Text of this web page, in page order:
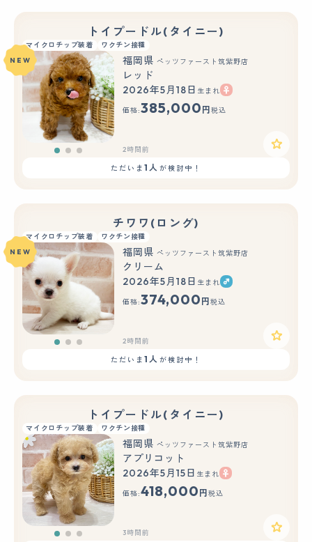
トイプードル(タイニー)
マイクロチップ装着 ワクチン接種
もっと見る
NEW 福岡県 ペッツファースト筑紫野店
レッド
2026年5月18日 生まれ
価格:385,000 円税込
2時間前
ただいま1人 が検討中！
チワワ(ロング)
マイクロチップ装着 ワクチン接種
もっと見る
NEW 福岡県 ペッツファースト筑紫野店
クリーム
2026年5月18日 生まれ
価格:374,000 円税込
2時間前
ただいま1人 が検討中！
トイプードル(タイニー)
マイクロチップ装着 ワクチン接種
もっと見る
福岡県 ペッツファースト筑紫野店
アプリコット
2026年5月15日 生まれ
価格:418,000 円税込
3時間前